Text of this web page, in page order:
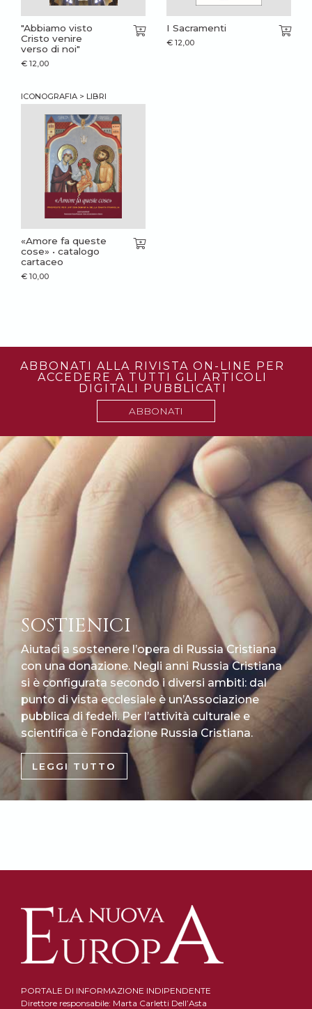
"Abbiamo visto
Cristo venire
verso di noi"
€ 12,00
I Sacramenti
€ 12,00
ICONOGRAFIA > LIBRI
«Amore fa queste
cose» • catalogo
cartaceo
€ 10,00
ABBONATI ALLA RIVISTA ON-LINE PER
ACCEDERE A TUTTI GLI ARTICOLI
DIGITALI PUBBLICATI
ABBONATI
SOSTIENICI
Aiutaci a sostenere l’opera di Russia Cristiana
con una donazione. Negli anni Russia Cristiana
si è configurata secondo i diversi ambiti: dal
punto di vista ecclesiale è un’Associazione
pubblica di fedeli. Per l’attività culturale e
scientifica è Fondazione Russia Cristiana.
LEGGI TUTTO
PORTALE DI INFORMAZIONE INDIPENDENTE
Direttore responsabile: Marta Carletti Dell’Asta